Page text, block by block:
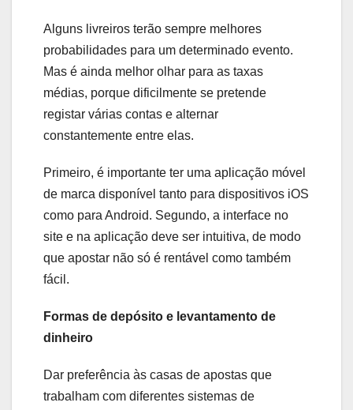
Alguns livreiros terão sempre melhores
probabilidades para um determinado evento.
Mas é ainda melhor olhar para as taxas
médias, porque dificilmente se pretende
registar várias contas e alternar
constantemente entre elas.
Primeiro, é importante ter uma aplicação móvel
de marca disponível tanto para dispositivos iOS
como para Android. Segundo, a interface no
site e na aplicação deve ser intuitiva, de modo
que apostar não só é rentável como também
fácil.
Formas de depósito e levantamento de
dinheiro
Dar preferência às casas de apostas que
trabalham com diferentes sistemas de